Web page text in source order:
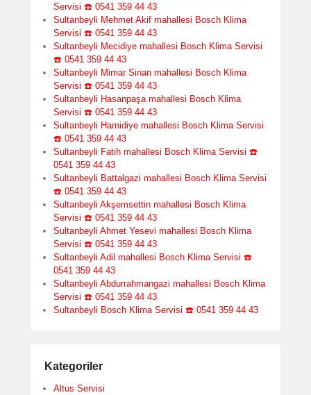
Servisi ☎️ 0541 359 44 43
Sultanbeyli Mehmet Akif mahallesi Bosch Klima
Servisi ☎️ 0541 359 44 43
Sultanbeyli Mecidiye mahallesi Bosch Klima Servisi
☎️ 0541 359 44 43
Sultanbeyli Mimar Sinan mahallesi Bosch Klima
Servisi ☎️ 0541 359 44 43
Sultanbeyli Hasanpaşa mahallesi Bosch Klima
Servisi ☎️ 0541 359 44 43
Sultanbeyli Hamidiye mahallesi Bosch Klima Servisi
☎️ 0541 359 44 43
Sultanbeyli Fatih mahallesi Bosch Klima Servisi ☎️
0541 359 44 43
Sultanbeyli Battalgazi mahallesi Bosch Klima Servisi
☎️ 0541 359 44 43
Sultanbeyli Akşemsettin mahallesi Bosch Klima
Servisi ☎️ 0541 359 44 43
Sultanbeyli Ahmet Yesevi mahallesi Bosch Klima
Servisi ☎️ 0541 359 44 43
Sultanbeyli Adil mahallesi Bosch Klima Servisi ☎️
0541 359 44 43
Sultanbeyli Abdurrahmangazi mahallesi Bosch Klima
Servisi ☎️ 0541 359 44 43
Sultanbeyli Bosch Klima Servisi ☎️ 0541 359 44 43
Kategoriler
Altus Servisi